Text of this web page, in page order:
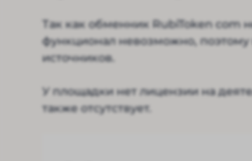
Так как обменник RubiToken com
функционал невозможно,
источников.
У площадки нет лицензии на
также отсутствует.